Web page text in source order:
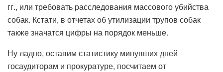
гг., или требовать расследования массового убийства
собак. Кстати, в отчетах об утилизации трупов собак
также значатся цифры на порядок меньше.
Ну ладно, оставим статистику минувших дней
госаудиторам и прокуратуре, посчитаем от